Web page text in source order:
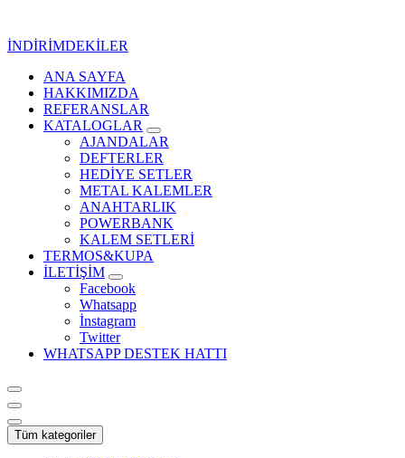
İNDİRİMDEKİLER
Kurumsal Promosyon-Hediyelik
ANA SAYFA
HAKKIMIZDA
REFERANSLAR
KATALOGLAR
AJANDALAR
DEFTERLER
HEDİYE SETLER
METAL KALEMLER
ANAHTARLIK
POWERBANK
KALEM SETLERİ
TERMOS&KUPA
İLETİŞİM
Facebook
Whatsapp
İnstagram
Twitter
WHATSAPP DESTEK HATTI
Tüm kategoriler